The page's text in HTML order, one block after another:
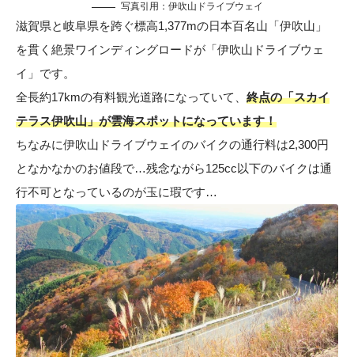
写真引用： 伊吹山ドライブウェイ
滋賀県と岐阜県を跨ぐ標高1,377mの日本百名山「伊吹山」
を貫く絶景ワインディングロードが「伊吹山ドライブウェ
イ」です。
全長約17kmの有料観光道路になっていて、 終点の「スカイ
テラス伊吹山」が雲海スポットになっています！
ちなみに伊吹山ドライブウェイのバイクの通行料は2,300円
となかなかのお値段で…残念ながら125cc以下のバイクは通
行不可となっているのが玉に瑕です…